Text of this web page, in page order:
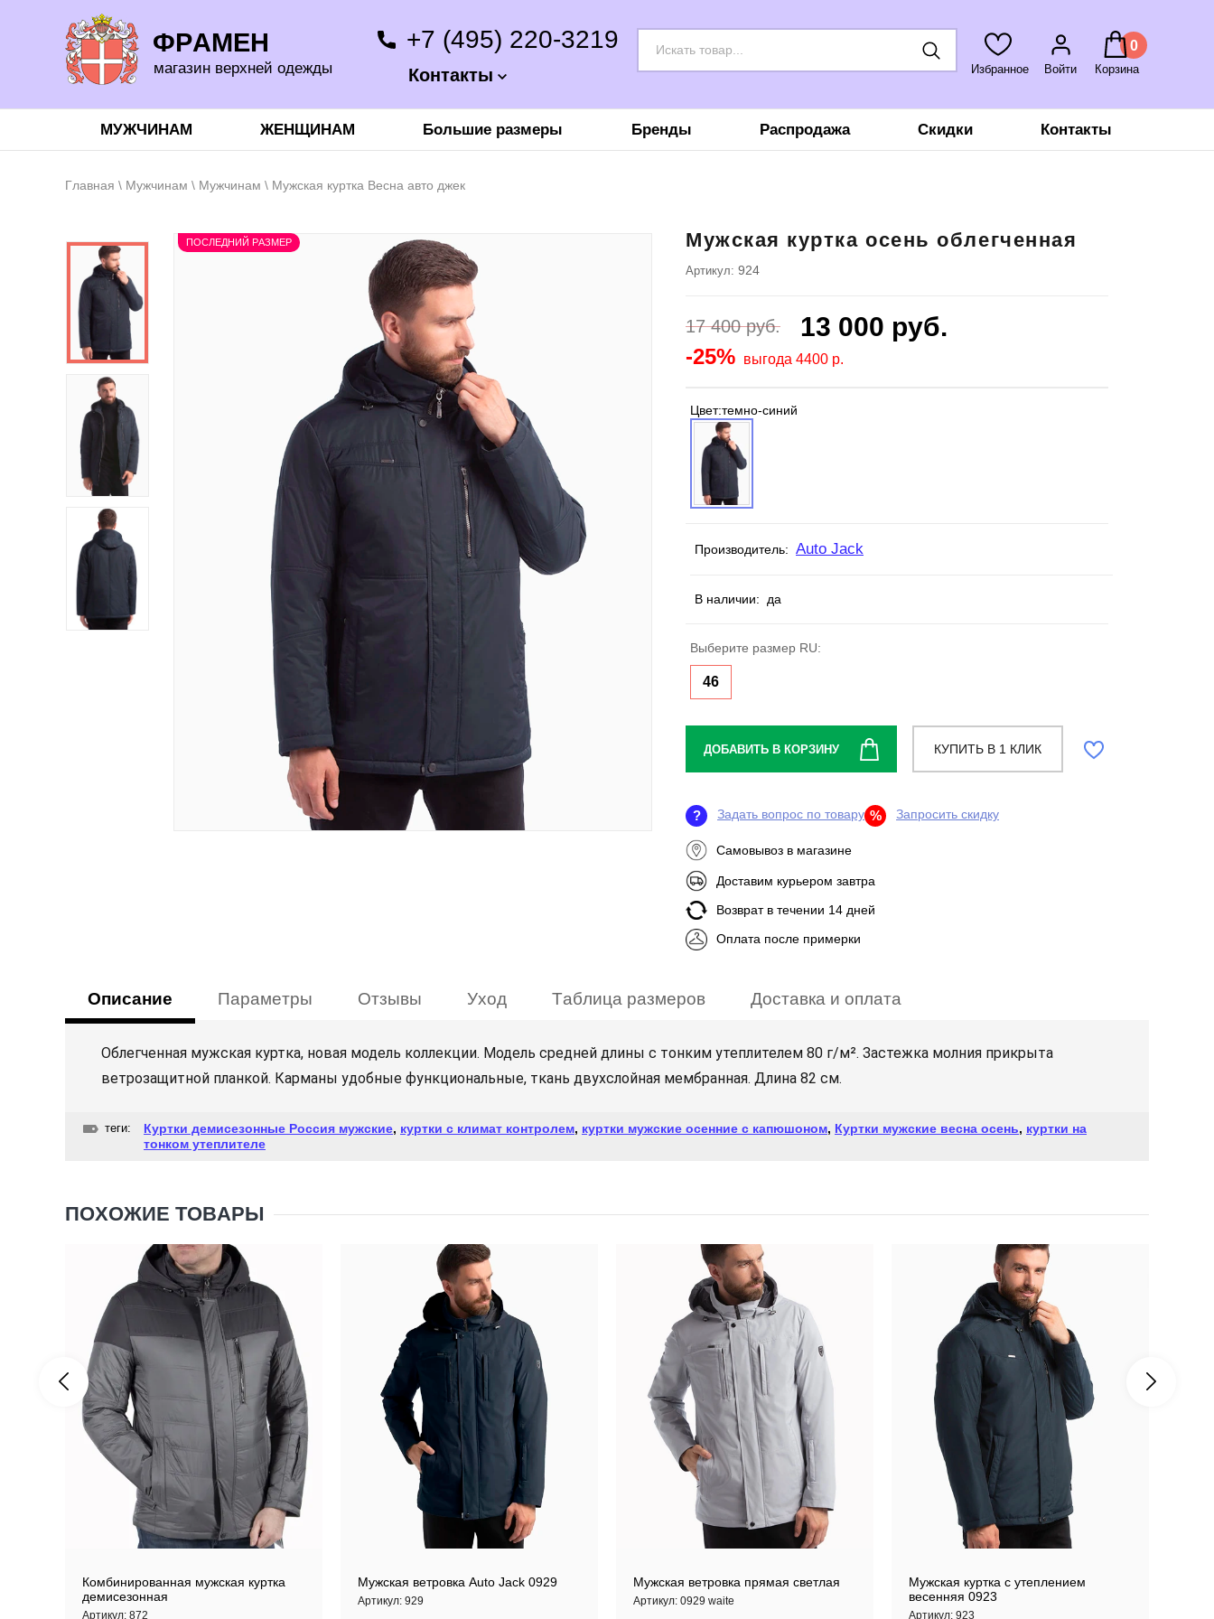
ФРАМЕН
магазин верхней одежды
+7 (495) 220-3219
Контакты Избранное Войти
0
Корзина
МУЖЧИНАМ ЖЕНЩИНАМ Большие размеры Бренды Распродажа Скидки Контакты
Главная \ Мужчинам \ Мужчинам \ Мужская куртка Весна авто джек
ПОСЛЕДНИЙ РАЗМЕР Мужская куртка осень облегченная
Артикул: 924
17 400руб. 13 000 руб.
-25% выгода 4400 р.
Цвет:темно-синий
Производитель: Auto Jack
В наличии: да
Выберите размер RU:
46
ДОБАВИТЬ В КОРЗИНУ КУПИТЬ В 1 КЛИК
? Задать вопрос по товару % Запросить скидку
Самовывоз в магазине
Доставим курьером завтра
Возврат в течении 14 дней
Оплата после примерки
Описание Параметры Отзывы Уход Таблица размеров Доставка и оплата
Облегченная мужская куртка, новая модель коллекции. Модель средней длины с тонким утеплителем 80 г/м². Застежка молния прикрыта
ветрозащитной планкой. Карманы удобные функциональные, ткань двухслойная мембранная. Длина 82 см.
теги: Куртки демисезонные Россия мужские, куртки с климат контролем, куртки мужские осенние с капюшоном, Куртки мужские весна осень, куртки на
тонком утеплителе
ПОХОЖИЕ ТОВАРЫ
Комбинированная мужская куртка
демисезонная
Артикул: 872
Мужская ветровка Auto Jack 0929
Артикул: 929
Мужская ветровка прямая светлая
Артикул: 0929 waite
Мужская куртка с утеплением
весенняя 0923
Артикул: 923